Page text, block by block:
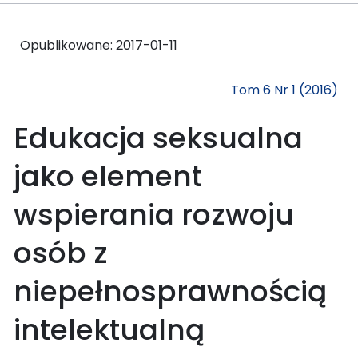
Opublikowane: 2017-01-11
Tom 6 Nr 1 (2016)
Edukacja seksualna
jako element
wspierania rozwoju
osób z
niepełnosprawnością
intelektualną